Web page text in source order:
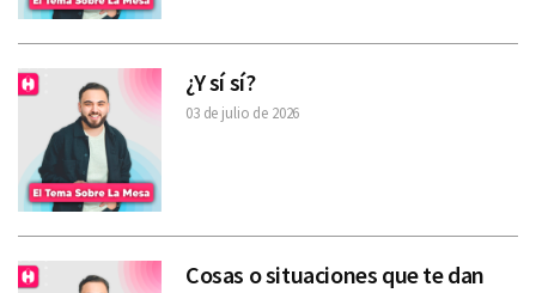
¿Y sí sí?
03 de julio de 2026
Cosas o situaciones que te dan